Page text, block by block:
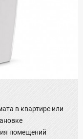
в квартире или
помещений